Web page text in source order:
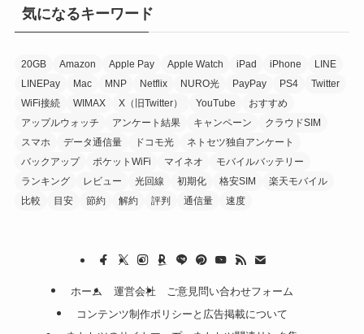
気になるキーワード
20GB Amazon Apple Pay Apple Watch iPad iPhone
LINE
LINEPay
Mac MNP Netflix NURO光 PayPay PS4
Twitter
WiFi接続
WIMAX X（旧Twitter） YouTube
おすすめ
アップルウォッチ
アンケート結果 キャンペーン
クラウドSIM
スマホ
データ通信量 ドコモ光
ネトセツ独自アンケート
バックアップ
ポケットWiFi マイネオ
モバイルバッテリー
ランキング
レビュー 光回線 初期化 格安SIM
楽天モバイル
比較
目安 節約 解約 評判 通信量 速度
ホーム 運営会社
ご意見問い合わせフォーム
コンテンツ制作ポリシーと広告掲載について